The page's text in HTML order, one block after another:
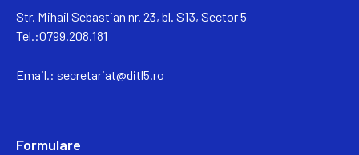
Str. Mihail Sebastian nr. 23, bl. S13, Sector 5
Tel.:0799.208.181
Email.: secretariat@ditl5.ro
Formulare